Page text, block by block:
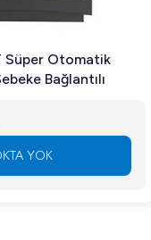
Otomatik
Bağlantılı
YOK